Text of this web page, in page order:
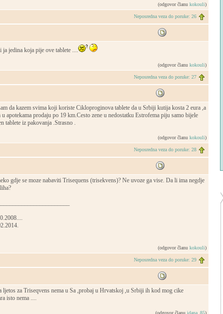
(odgovor članu kokouli)
Neposredna veza do poruke: 26
ja jedina koja pije ove tablete ....
(odgovor članu kokouli)
Neposredna veza do poruke: 27
da kazem svima koji koriste Cikloproginova tablete da u Srbiji kutija kosta 2 eura ,a
apotekama prodaju po 19 km.Cesto zene u nedostatku Estrofema piju samo bijele
tablete iz pakovanja .Strasno .
(odgovor članu kokouli)
Neposredna veza do poruke: 28
gdje se moze nabaviti Trisequens (trisekvens)? Ne uvoze ga vise. Da li ima negdje
(odgovor članu kokouli)
Neposredna veza do poruke: 29
ljetos za Triseqvens nema u Sa ,probaj u Hrvatskoj ,u Srbiji ih kod mog cike
isto nema ....
(odgovor članu idana_85)